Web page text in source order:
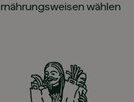
wählen